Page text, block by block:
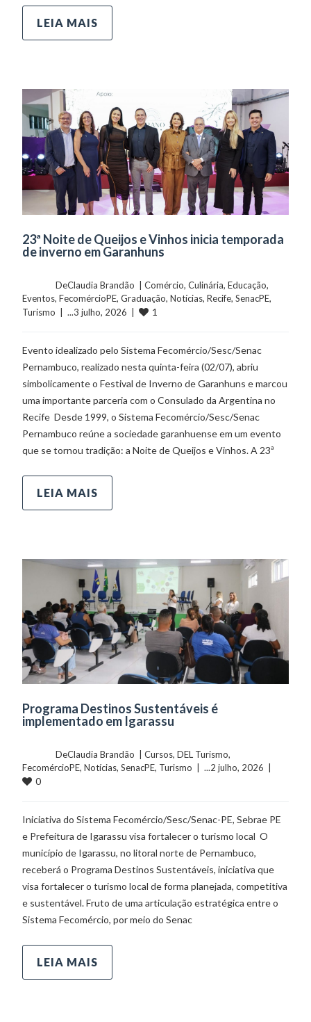
LEIA MAIS
23ª Noite de Queijos e Vinhos inicia temporada
de inverno em Garanhuns
	    	DeClaudia Brandão  |
Comércio, Culinária, Educação
Eventos, FecomércioPE, Graduação, Notícias, Recife, SenacPE
Turismo
  |  ...3 julho, 2026  |
1
Evento idealizado pelo Sistema Fecomércio/Sesc/Senac
Pernambuco, realizado nesta quinta-feira (02/07), abriu
simbolicamente o Festival de Inverno de Garanhuns e marcou
uma importante parceria com o Consulado da Argentina no
Recife Desde 1999, o Sistema Fecomércio/Sesc/Senac
Pernambuco reúne a sociedade garanhuense em um evento
que se tornou tradição: a Noite de Queijos e Vinhos. A 23ª
LEIA MAIS
Programa Destinos Sustentáveis é
implementado em Igarassu
	    	DeClaudia Brandão  |
Cursos, DEL Turismo
FecomércioPE, Notícias, SenacPE, Turismo
0
Iniciativa do Sistema Fecomércio/Sesc/Senac-PE, Sebrae PE
e Prefeitura de Igarassu visa fortalecer o turismo local O
município de Igarassu, no litoral norte de Pernambuco,
receberá o Programa Destinos Sustentáveis, iniciativa que
visa fortalecer o turismo local de forma planejada, competitiva
e sustentável. Fruto de uma articulação estratégica entre o
Sistema Fecomércio, por meio do Senac
LEIA MAIS